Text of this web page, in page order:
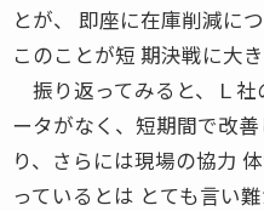
とが、 即座に在庫削減につ
このことが短 期決戦に大
振り返ってみると、Ｌ
ータがなく、短期間で改
り、さらには現場の協力
っているとは とても言い難